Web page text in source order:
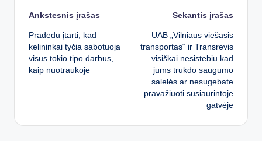
Post
navigation
Ankstesnis įrašas
Pradedu įtarti, kad
kelininkai tyčia sabotuoja
visus tokio tipo darbus,
kaip nuotraukoje
Sekantis įrašas
UAB „Vilniaus viešasis
transportas“ ir Transrevis
– visiškai nesistebiu kad
jums trukdo saugumo
salelės ar nesugebate
pravažiuoti susiaurintoje
gatvėje